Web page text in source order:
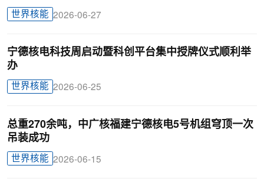
世界核能 2026-06-27
宁德核电科技周启动暨科创平台集中授牌仪式顺利举
办
世界核能 2026-06-25
总重270余吨，中广核福建宁德核电5号机组穹顶一次
吊装成功
世界核能 2026-06-15